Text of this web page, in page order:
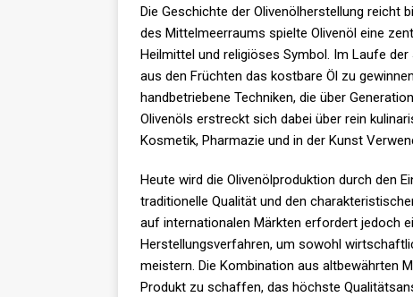
Die Geschichte der Olivenölherstellung reicht
des Mittelmeerraums spielte Olivenöl eine
Heilmittel und religiöses Symbol. Im Laufe
aus den Früchten das kostbare Öl zu
handbetriebene Techniken, die über
Olivenöls erstreckt sich dabei über rein
Kosmetik, Pharmazie und in der Kunst
Heute wird die Olivenölproduktion durch den
traditionelle Qualität und den
auf internationalen Märkten erfordert jedoch
Herstellungsverfahren, um sowohl
meistern. Die Kombination aus altbewährten
Produkt zu schaffen, das höchste